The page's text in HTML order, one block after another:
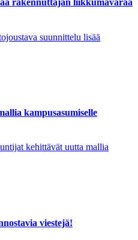
rakennuttajan liikkumavaraa
suunnittelu lisää
kampusasumiselle
kehittävät uutta mallia
viestejä!